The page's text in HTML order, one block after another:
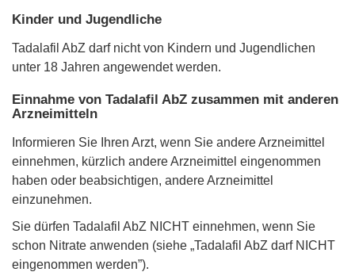
Kinder und Jugendliche
Tadalafil AbZ darf nicht von Kindern und Jugendlichen
unter 18 Jahren angewendet werden.
Einnahme von Tadalafil AbZ zusammen mit anderen
Arzneimitteln
Informieren Sie Ihren Arzt, wenn Sie andere Arzneimittel
einnehmen, kürzlich andere Arzneimittel eingenommen
haben oder beabsichtigen, andere Arzneimittel
einzunehmen.
Sie dürfen Tadalafil AbZ NICHT einnehmen, wenn Sie
schon Nitrate anwenden (siehe „Tadalafil AbZ darf NICHT
eingenommen werden”).